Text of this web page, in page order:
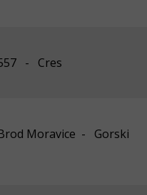
- Cres
Moravice - Gorski